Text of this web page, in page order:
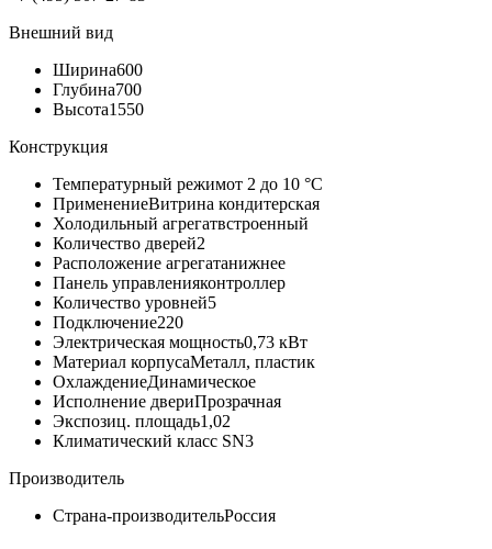
Внешний вид
Ширина600
Глубина700
Высота1550
Конструкция
Температурный режимот 2 до 10 °С
ПрименениеВитрина кондитерская
Холодильный агрегатвстроенный
Количество дверей2
Расположение агрегатанижнее
Панель управленияконтроллер
Количество уровней5
Подключение220
Электрическая мощность0,73 кВт
Материал корпусаМеталл, пластик
ОхлаждениеДинамическое
Исполнение двериПрозрачная
Экспозиц. площадь1,02
Климатический класс SN3
Производитель
Страна-производительРоссия